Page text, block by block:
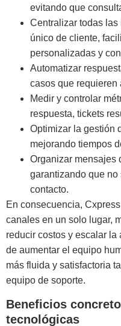
evitando que
Centralizar todas las
único de cliente,
personalizadas y
Automatizar
casos que requieren
Medir y controlar
respuesta, tickets
Optimizar la gestión
mejorando tiempos
Organizar mensajes
garantizando que
contacto.
En consecuencia,
canales en un solo lugar,
reducir costos y escalar
de aumentar el equipo
más fluida y satisfactoria
equipo de soporte.
Beneficios
tecnológicas